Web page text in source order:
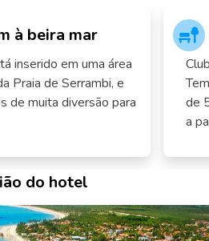
à beira mar
inserido em uma área
Praia de Serrambi, e
de muita diversão para
de
a
do hotel